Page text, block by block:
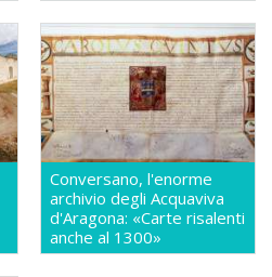
Conversano, l'enorme
archivio degli Acquaviva
d'Aragona: «Carte risalenti
anche al 1300»